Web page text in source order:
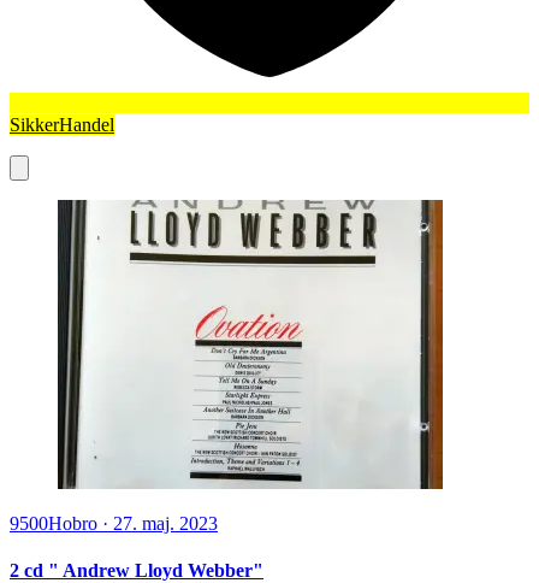
SikkerHandel
9500Hobro · 27. maj. 2023
2 cd " Andrew Lloyd Webber"